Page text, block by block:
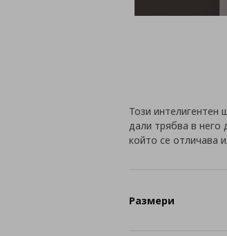
Този интелигентен
дали трябва в него
който се отличава
Размери